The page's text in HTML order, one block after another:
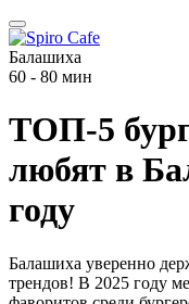
Балашиха
60 - 80 мин
ТОП-5
любят в
году
Балашиха уверенно
трендов! В 2025 году